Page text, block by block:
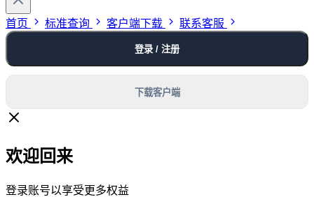
首页 标准查询 客户端下载 联系客服
登录 / 注册
下载客户端
欢迎回来
登录账号以享受更多权益